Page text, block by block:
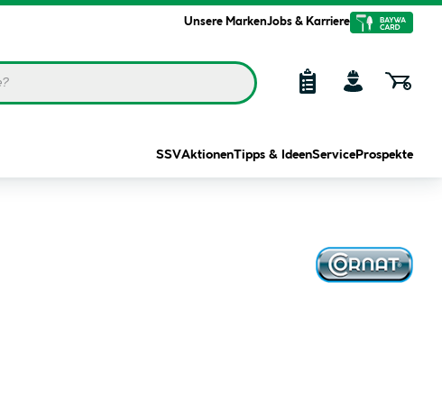
Unsere MarkenJobs & Karriere
SSVAktionenTipps & IdeenService Prospekte